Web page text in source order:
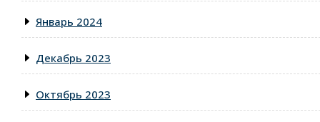
Январь 2024
Декабрь 2023
Октябрь 2023